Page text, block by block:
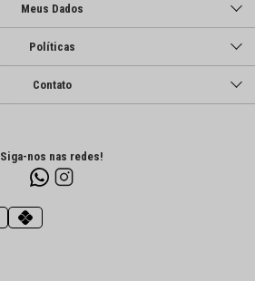
Meus Dados
Políticas
Contato
Siga-nos nas redes!